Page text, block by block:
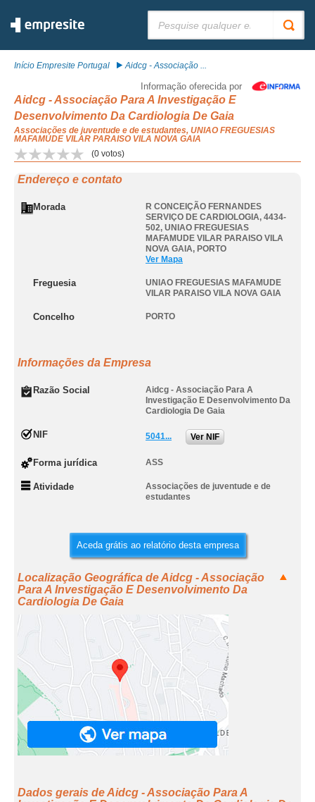
Início Empresite Portugal Aidcg - Associação ...
Informação oferecida por
Aidcg - Associação Para A Investigação E
Desenvolvimento Da Cardiologia De Gaia
Associações de juventude e de estudantes, UNIAO FREGUESIAS
MAFAMUDE VILAR PARAISO VILA NOVA GAIA
(0 votos)
Endereço e contato
Morada
R CONCEIÇÃO FERNANDES
SERVIÇO DE CARDIOLOGIA, 4434-
502, UNIAO FREGUESIAS
MAFAMUDE VILAR PARAISO VILA
NOVA GAIA, PORTO
Ver Mapa
Freguesia
UNIAO FREGUESIAS MAFAMUDE
VILAR PARAISO VILA NOVA GAIA
Concelho PORTO
Informações da Empresa
Razão Social
Aidcg - Associação Para A
Investigação E Desenvolvimento Da
Cardiologia De Gaia
NIF 5041... Ver NIF
Forma jurídica ASS
Atividade
Associações de juventude e de
estudantes
Aceda grátis ao relatório desta empresa
Localização Geográfica de Aidcg - Associação
Para A Investigação E Desenvolvimento Da
Cardiologia De Gaia
Dados gerais de Aidcg - Associação Para A